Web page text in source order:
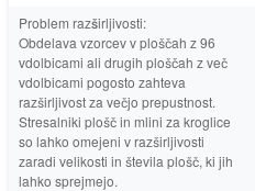
Problem razširljivosti:
Obdelava vzorcev v ploščah z 96
vdolbicami ali drugih ploščah z več
vdolbicami pogosto zahteva
razširljivost za večjo prepustnost.
Stresalniki plošč in mlini za kroglice
so lahko omejeni v razširljivosti
zaradi velikosti in števila plošč, ki jih
lahko sprejmejo.